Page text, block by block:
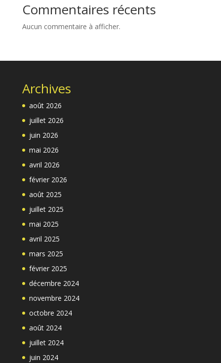
Commentaires récents
Aucun commentaire à afficher.
Archives
août 2026
juillet 2026
juin 2026
mai 2026
avril 2026
février 2026
août 2025
juillet 2025
mai 2025
avril 2025
mars 2025
février 2025
décembre 2024
novembre 2024
octobre 2024
août 2024
juillet 2024
juin 2024